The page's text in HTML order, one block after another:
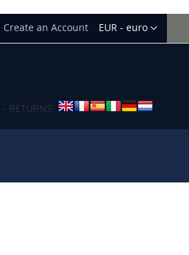
Currency
EUR - euro
Create an Account
- RETURNS